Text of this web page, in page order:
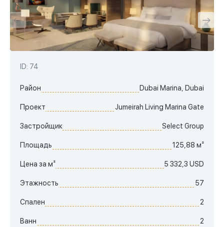
ID: 74
Район Dubai Marina, Dubai
Проект Jumeirah Living Marina Gate
Застройщик Select Group
Площадь 125,88 м²
Цена за м² 5 332,3 USD
Этажность 57
Спален 2
Ванн 2